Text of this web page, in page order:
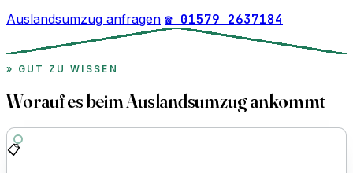
Auslandsumzug anfragen ☎ 01579 2637184
GUT ZU WISSEN
Worauf es beim Auslandsumzug ankommt
📋